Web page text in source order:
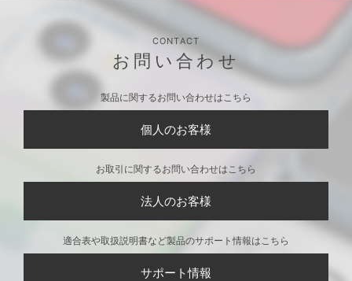
CONTACT
お問い合わせ
製品に関するお問い合わせはこちら
個人のお客様
お取引に関するお問い合わせはこちら
法人のお客様
適合表や取扱説明書など製品のサポート情報はこちら
サポート情報